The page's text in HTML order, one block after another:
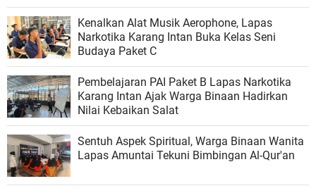
Kenalkan Alat Musik Aerophone, Lapas
Narkotika Karang Intan Buka Kelas Seni
Budaya Paket C
Pembelajaran PAI Paket B Lapas Narkotika
Karang Intan Ajak Warga Binaan Hadirkan
Nilai Kebaikan Salat
Sentuh Aspek Spiritual, Warga Binaan Wanita
Lapas Amuntai Tekuni Bimbingan Al-Qur'an